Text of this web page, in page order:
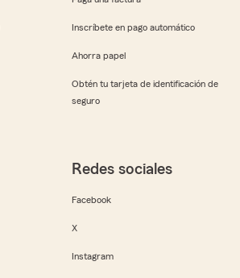
Inscríbete en pago automático
Ahorra papel
Obtén tu tarjeta de identificación de
seguro
Redes sociales
Facebook
X
Instagram